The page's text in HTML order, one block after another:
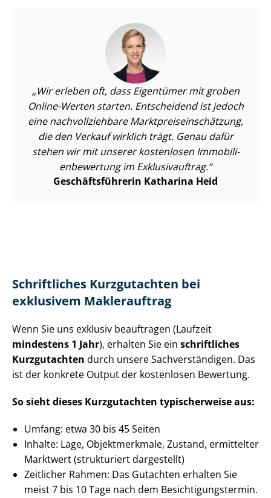
Wir erleben oft, dass Eigentümer mit groben
Online-Werten starten. Entscheidend ist jedoch
eine nach­voll­zieh­ba­re Markt­preis­ein­schät­zung,
die den Verkauf wirklich trägt. Genau dafür
stehen wir mit unserer kostenlosen Im­mo­bi­li­
en­be­wer­tung im Exklusivauftrag.
Ge­schäfts­füh­re­rin Katharina Heid
Schriftliches Kurzgutachten bei
exklusivem Maklerauftrag
Wenn Sie uns exklusiv beauftragen (Laufzeit
mindestens 1 Jahr), erhalten Sie ein schriftliches
Kurzgutachten durch unsere Sach­ver­stän­di­gen. Das
ist der konkrete Output der kostenlosen Bewertung.
So sieht dieses Kurzgutachten typischerweise aus:
Umfang: etwa 30 bis 45 Seiten
Inhalte: Lage, Objektmerkmale, Zustand, ermittelter
Marktwert (strukturiert dargestellt)
Zeitlicher Rahmen: Das Gutachten erhalten Sie
meist 7 bis 10 Tage nach dem Be­sich­ti­gungs­ter­min.